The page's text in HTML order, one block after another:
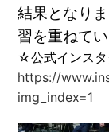
結果となり
習を重ねて
☆公式インス
https://
img_index=1